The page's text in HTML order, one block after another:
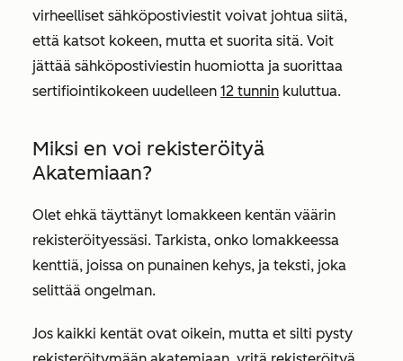
virheelliset sähköpostiviestit voivat johtua siitä,
että katsot kokeen, mutta et suorita sitä. Voit
jättää sähköpostiviestin huomiotta ja suorittaa
sertifiointikokeen uudelleen 12 tunnin kuluttua.
Miksi en voi rekisteröityä
Akatemiaan?
Olet ehkä täyttänyt lomakkeen kentän väärin
rekisteröityessäsi. Tarkista, onko lomakkeessa
kenttiä, joissa on punainen kehys, ja teksti, joka
selittää ongelman.
Jos kaikki kentät ovat oikein, mutta et silti pysty